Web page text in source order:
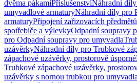
dvěma pákamiPříslušenstvíNáhradní
umyvadlové armaturyNáhradní díly pro
armaturyPřipojení zařizovacích
spotřebiče a výlevkyOdpadní soupravy
pro Odpadní soupravy pro umyvadla
uzávěrkyNáhradní díly pro Trubkové
zápachové uzávěrky, prostorově úsporné
Trubkové zápachové uzávěrky,
uzávěrky s nornou trubkou pro umyvadla